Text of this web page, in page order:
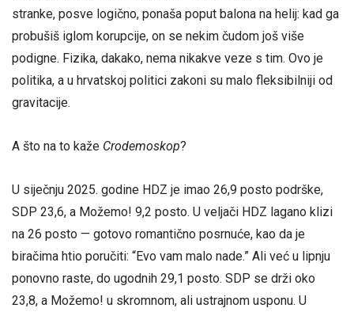
stranke, posve logično, ponaša poput balona na helij: kad ga
probušiš iglom korupcije, on se nekim čudom još više
podigne. Fizika, dakako, nema nikakve veze s tim. Ovo je
politika, a u hrvatskoj politici zakoni su malo fleksibilniji od
gravitacije.
A što na to kaže Crodemoskop?
U siječnju 2025. godine HDZ je imao 26,9 posto podrške,
SDP 23,6, a Možemo! 9,2 posto. U veljači HDZ lagano klizi
na 26 posto — gotovo romantično posrnuće, kao da je
biračima htio poručiti: “Evo vam malo nade.” Ali već u lipnju
ponovno raste, do ugodnih 29,1 posto. SDP se drži oko
23,8, a Možemo! u skromnom, ali ustrajnom usponu. U